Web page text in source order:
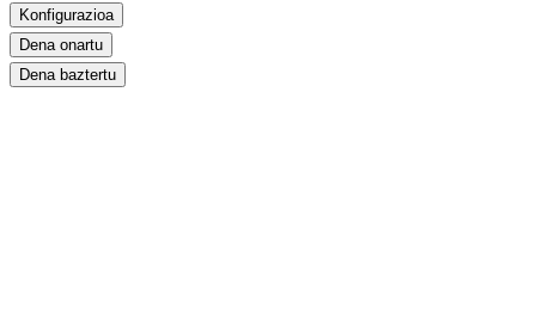
Konfigurazioa
Dena onartu
Dena baztertu